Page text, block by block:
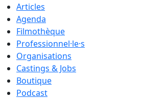
Articles
Agenda
Filmothèque
Professionnel·le·s
Organisations
Castings & Jobs
Boutique
Podcast